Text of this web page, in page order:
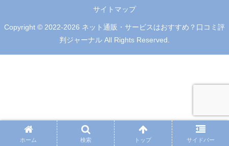
サイトマップ
Copyright © 2022-2026 ネット通販・サービスはおすすめ？口コミ評
判ジャーナル All Rights Reserved.
ホーム 検索 トップ サイドバー